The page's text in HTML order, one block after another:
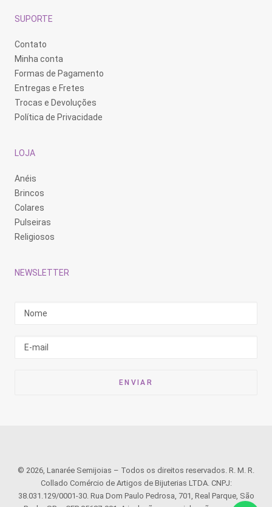
SUPORTE
Contato
Minha conta
Formas de Pagamento
Entregas e Fretes
Trocas e Devoluções
Política de Privacidade
LOJA
Anéis
Brincos
Colares
Pulseiras
Religiosos
NEWSLETTER
© 2026, Lanarée Semijoias – Todos os direitos reservados. R. M. R.
Collado Comércio de Artigos de Bijuterias LTDA. CNPJ:
38.031.129/0001-30. Rua Dom Paulo Pedrosa, 701, Real Parque, São